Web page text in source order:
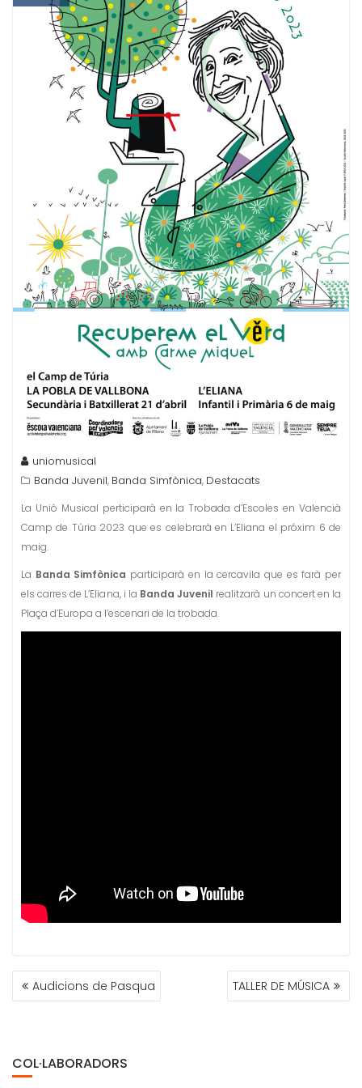
uniomusical
Banda Juvenil, Banda Simfònica, Destacats
La Unió Musical perticiparà en la Trobada d’Escoles en Valencià
Camp de Túria 2023 que es celebrarà en L’Eliana el próxim 6 de
maig.
La Banda Simfònica participarà en la cercavila que es farà per
els carres de L’Eliana, i la Banda Juvenil realitzarà un concert en la
Plaça d’Europa a l’escenari de la trobada.
NAVEGACIÓN
DEAudicions de Pasqua TALLER DE MÚSICA
COL·LABORADORS